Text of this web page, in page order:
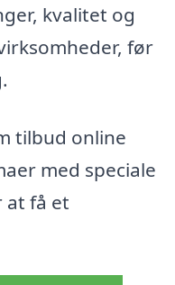
kvalitet og
før
tilbud online
med speciale
få et